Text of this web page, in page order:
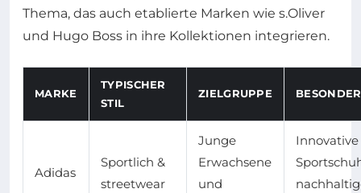
Thema, das auch etablierte Marken wie s.Oliver
und Hugo Boss in ihre Kollektionen integrieren.
MARKE
TYPISCHER
STIL
ZIELGRUPPE
Adidas
Sportlich &
streetwear
Junge
Erwachsene
und
Innovative